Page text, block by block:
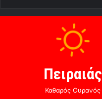
Πειραιάς
Καθαρός Ουρανός